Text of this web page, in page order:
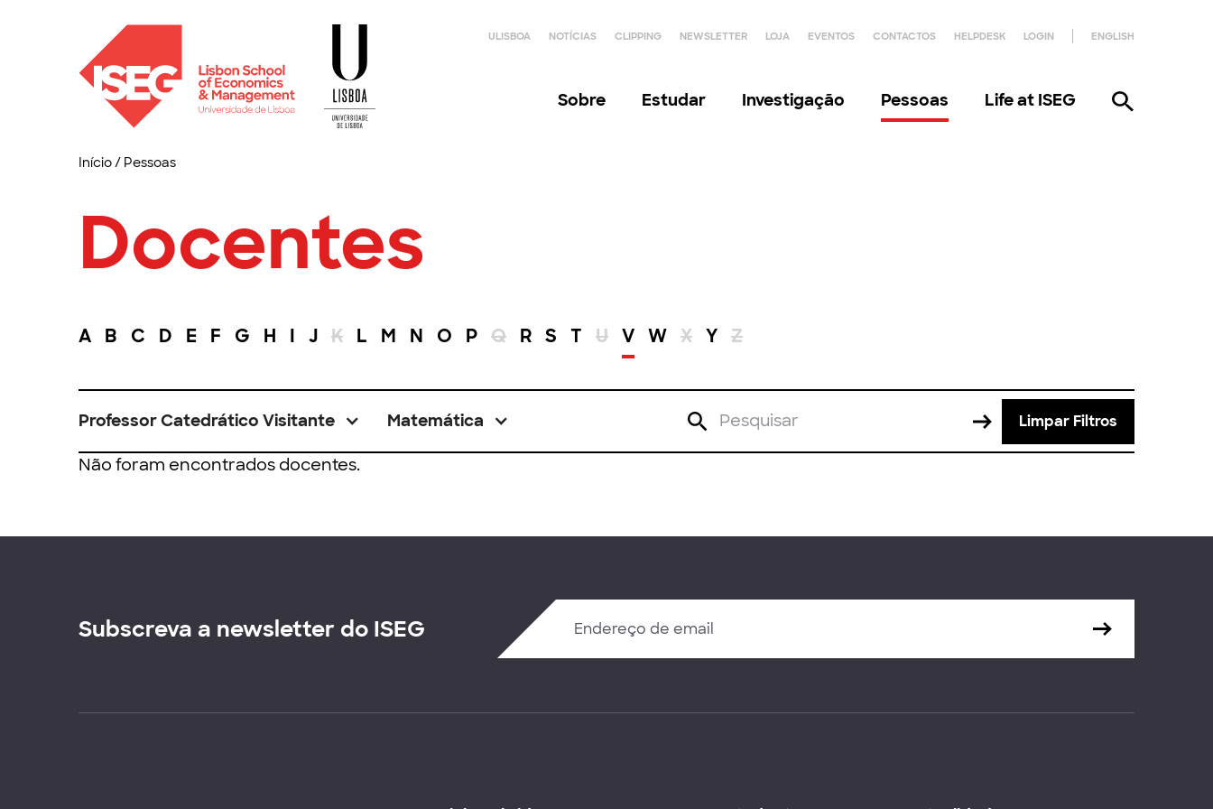
ULISBOA NOTÍCIAS CLIPPING NEWSLETTER LOJA EVENTOS CONTACTOS HELPDESK LOGIN ENGLISH
Sobre Estudar Investigação Pessoas Life at ISEG
Início/ Pessoas
Docentes
A B C D E F G H I J K L M N O P Q R S T U V W X Y Z
Professor Catedrático Visitante Matemática Limpar Filtros
Não foram encontrados docentes.
Subscreva a newsletter do ISEG